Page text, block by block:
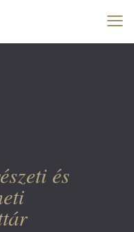
és